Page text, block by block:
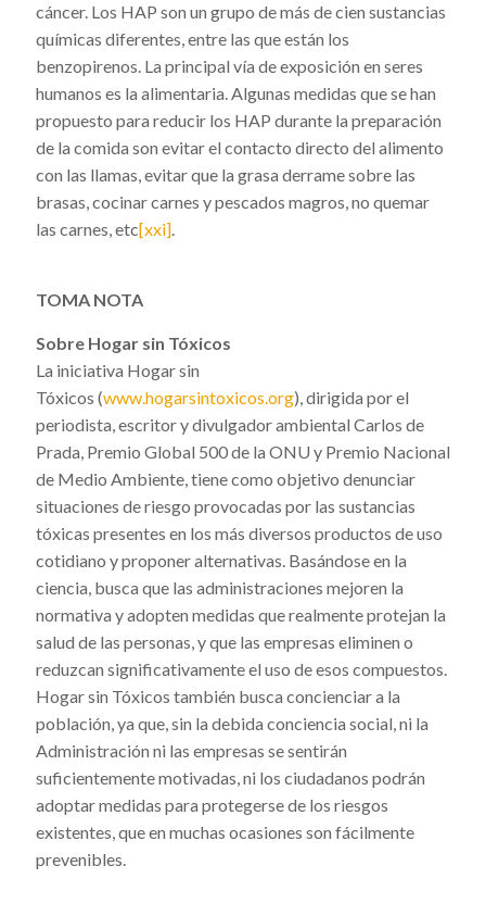
cáncer. Los HAP son un grupo de más de cien sustancias
químicas diferentes, entre las que están los
benzopirenos. La principal vía de exposición en seres
humanos es la alimentaria. Algunas medidas que se han
propuesto para reducir los HAP durante la preparación
de la comida son evitar el contacto directo del alimento
con las llamas, evitar que la grasa derrame sobre las
brasas, cocinar carnes y pescados magros, no quemar
las carnes, etc[xxi].
TOMA NOTA
Sobre Hogar sin Tóxicos
La iniciativa Hogar sin
Tóxicos (www.hogarsintoxicos.org), dirigida por el
periodista, escritor y divulgador ambiental Carlos de
Prada, Premio Global 500 de la ONU y Premio Nacional
de Medio Ambiente, tiene como objetivo denunciar
situaciones de riesgo provocadas por las sustancias
tóxicas presentes en los más diversos productos de uso
cotidiano y proponer alternativas. Basándose en la
ciencia, busca que las administraciones mejoren la
normativa y adopten medidas que realmente protejan la
salud de las personas, y que las empresas eliminen o
reduzcan significativamente el uso de esos compuestos.
Hogar sin Tóxicos también busca concienciar a la
población, ya que, sin la debida conciencia social, ni la
Administración ni las empresas se sentirán
suficientemente motivadas, ni los ciudadanos podrán
adoptar medidas para protegerse de los riesgos
existentes, que en muchas ocasiones son fácilmente
prevenibles.